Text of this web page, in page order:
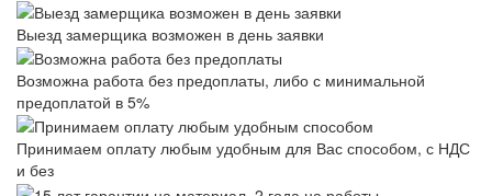
Выезд замерщика возможен в день заявки
Возможна работа без предоплаты, либо с минимальной
предоплатой в 5%
Принимаем оплату любым удобным для Вас способом, с НДС
и без